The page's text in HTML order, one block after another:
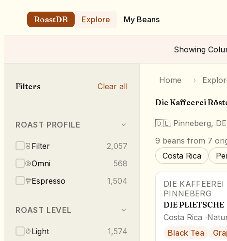
RoastDB Explore My Beans
Showing
Filters Clear all
ROAST PROFILE
Filter
2,057
Omni
568
Espresso
1,504
ROAST LEVEL
Light
1,574
Home ›
Die Kaffeerei
🇩🇪 Pinneberg, DE
9 beans from 7
Costa Rica
DIE KAFFEEREI
PINNEBERG
DIE PLIETSCHE
Costa Rica
Black Tea